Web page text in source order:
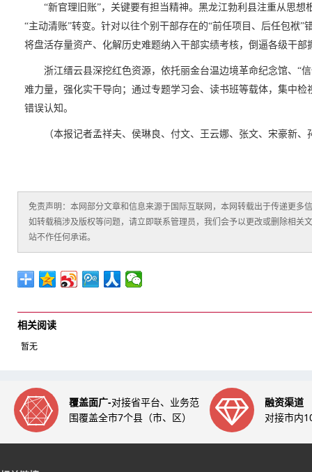
“新官理旧账”，关键要有担当精神。黑龙江勃利县注重从思想
“主动清账”转变。针对以往个别干部存在的“前任项目、后任包袱
将盘活存量资产、化解历史难题纳入干部实绩考核，倒逼各级干
浙江缙云县深挖红色资源，依托丽金台温边境革命纪念馆、“信
难力量，强化实干导向；通过专题学习会、读书班等载体，集中
错误认知。
（本报记者孟祥夫、侯琳良、付文、王云娜、张文、宋豪新、
免责声明：本网部分文章和信息来源于国际互联网，本网转载出于传递更
如转载稿涉及版权等问题，请立即联系管理员，我们会予以更改或删除相
站不作任何承诺。
相关阅读
暂无
覆盖面广-对接省平台、业务范
围覆盖全市7个县（市、区）
融资渠道
对接市内